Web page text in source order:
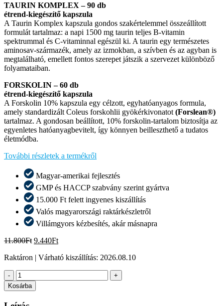
TAURIN KOMPLEX – 90 db
étrend-kiegészítő kapszula
A Taurin Komplex kapszula gondos szakértelemmel összeállított
formulát tartalmaz: a napi 1500 mg taurin teljes B-vitamin
spektrummal és C-vitaminnal egészül ki. A taurin egy természetes
aminosav-származék, amely az izmokban, a szívben és az agyban is
megtalálható, emellett fontos szerepet játszik a szervezet különböző
folyamataiban.
FORSKOLIN – 60 db
étrend-kiegészítő kapszula
A Forskolin 10% kapszula egy célzott, egyhatóanyagos formula,
amely standardizált Coleus forskohlii gyökérkivonatot (Forslean®)
tartalmaz. A gondosan beállított, 10% forskolin-tartalom biztosítja az
egyenletes hatóanyagbevitelt, így könnyen beilleszthető a tudatos
életmódba.
További részletek a termékről
Magyar-amerikai fejlesztés
GMP és HACCP szabvány szerint gyártva
15.000 Ft felett ingyenes kiszállítás
Valós magyarországi raktárkészletről​
Villámgyors kézbesítés, akár másnapra​
11.800Ft Original
was:
9.440FtCurrent
is:
Raktáron | Várható kiszállítás: 2026.08.10
-
Taurin
Komplex
1500
mg
+
Kosárba